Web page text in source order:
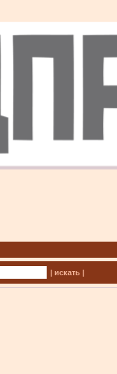
| искать |